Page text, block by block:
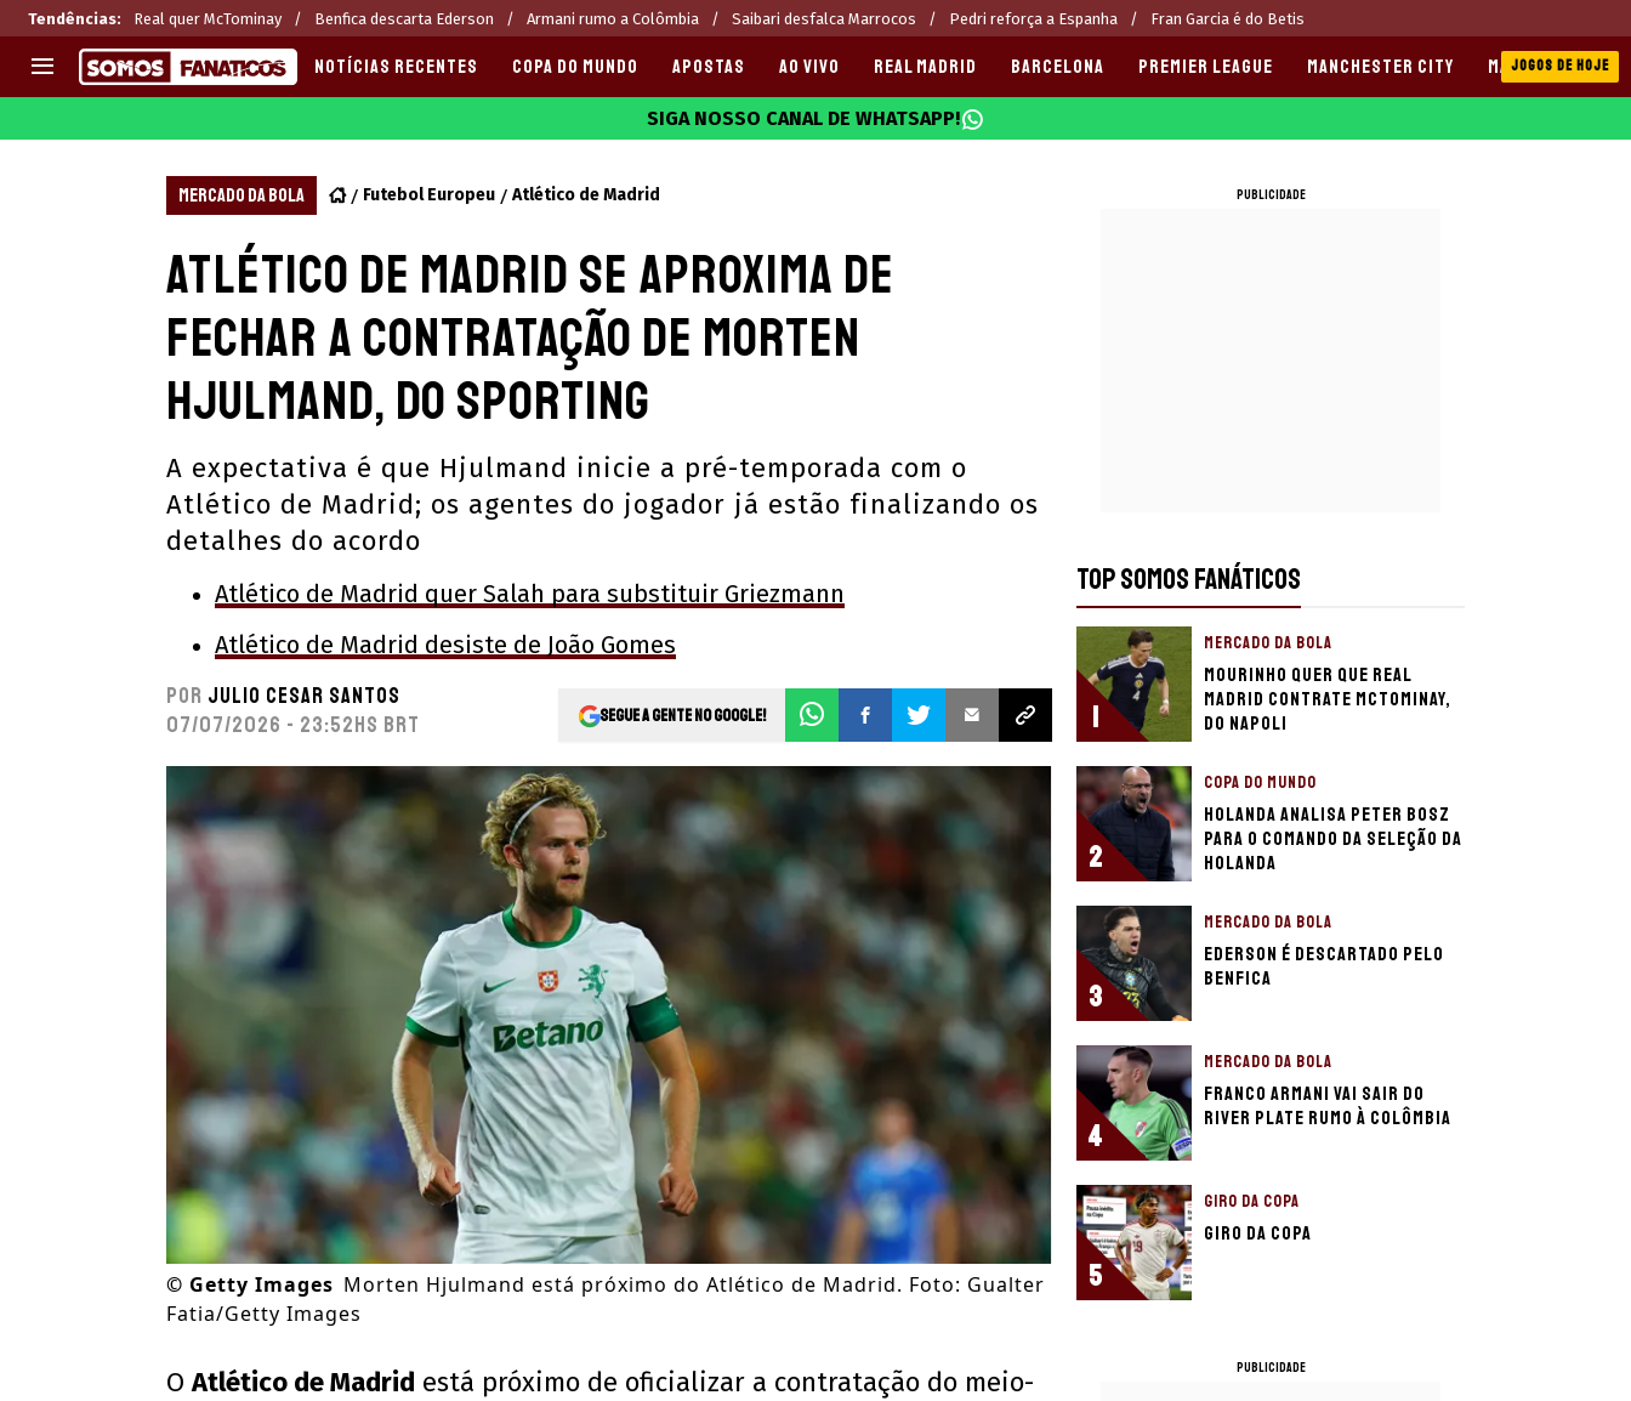
Tendências: Real quer McTominay Benfica descarta Ederson Armani rumo a Colômbia Saibari desfalca Marrocos Pedri reforça a Espanha Fran Garcia é do Betis
CHAMPIONS LEAGUE
PREMIER LEAGUE
LIGA PORTUGUESA
Melhores sites de apostas 2025
Últimas
CASAS DE APOSTAS
CÓDIGOS e OFERTAS
APPS
NOTÍCIAS RECENTES COPA DO MUNDO APOSTAS AO VIVO REAL MADRID BARCELONA PREMIER LEAGUE MANCHESTER CITY MANCHESTER
JOGOS DE HOJE
SIGA NOSSO CANAL DE WHATSAPP!
MERCADO DA BOLA Futebol Europeu Atlético de Madrid
Atlético de Madrid se aproxima de
fechar a contratação de Morten
Hjulmand, do Sporting
A expectativa é que Hjulmand inicie a pré-temporada com o
Atlético de Madrid; os agentes do jogador já estão finalizando os
detalhes do acordo
Atlético de Madrid quer Salah para substituir Griezmann
Atlético de Madrid desiste de João Gomes
Por Julio Cesar Santos
07/07/2026 - 23:52hs BRT
Segue a gente no Google!
© Getty Images Morten Hjulmand está próximo do Atlético de Madrid. Foto: Gualter
Fatia/Getty Images
OAtlético de Madrid está próximo de oficializar a contratação do meio-
PUBLICIDADE
TOP SOMOS FANÁTICOS
1
MERCADO DA BOLA
Mourinho quer que Real
Madrid contrate McTominay,
do Napoli
2
COPA DO MUNDO
Holanda analisa Peter Bosz
para o comando da Seleção da
Holanda
3
MERCADO DA BOLA
Ederson é descartado pelo
Benfica
4
MERCADO DA BOLA
Franco Armani vai sair do
River Plate rumo à Colômbia
5
GIRO DA COPA
Giro da Copa
PUBLICIDADE